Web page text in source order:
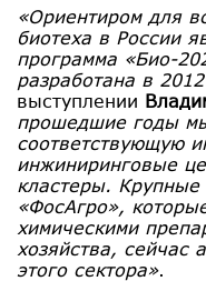
«Ориентиром для
биотеха в России
программа «Био-
разработана в
выступлении
прошедшие годы
соответствующую
инжиниринговые
кластеры. Крупные
«ФосАгро»,
химическими
хозяйства, сейчас
этого сектора».